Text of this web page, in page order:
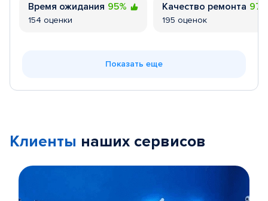
Время ожидания 95%
154 оценки
Качество ремонта
195 оценок
Показать еще
Клиенты наших сервисов